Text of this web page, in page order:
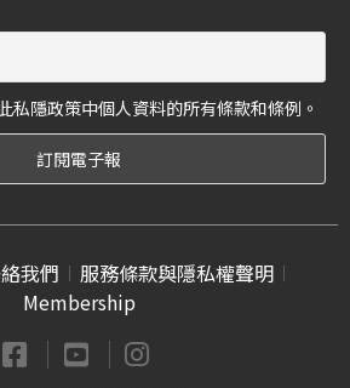
私隱政策中個人資料的所有條款和條例。
我們
服務條款與隱私權聲明
Membership